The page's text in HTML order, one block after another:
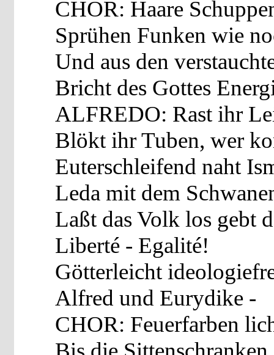
CHOR: Haare
Sprühen Funken wie
Und aus den
Bricht des Gottes
ALFREDO: Rast ihr
Blökt ihr Tuben, wer
Euterschleifend naht
Leda mit dem
Laßt das Volk los gebt
Liberté - Egalité!
Götterleicht
Alfred und Eurydike -
CHOR: Feuerfarben